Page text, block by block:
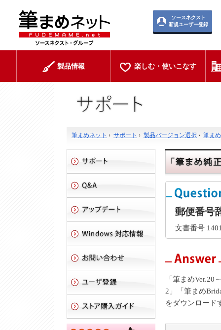
ソースネクスト
新規ユーザー登録
製品情報 楽しむ・使いこなす
筆まめネット › サポート › 製品バージョン選択 › 筆ま
郵便番号
文書番号
「筆まめ
2」「筆まめ
をダウンロード